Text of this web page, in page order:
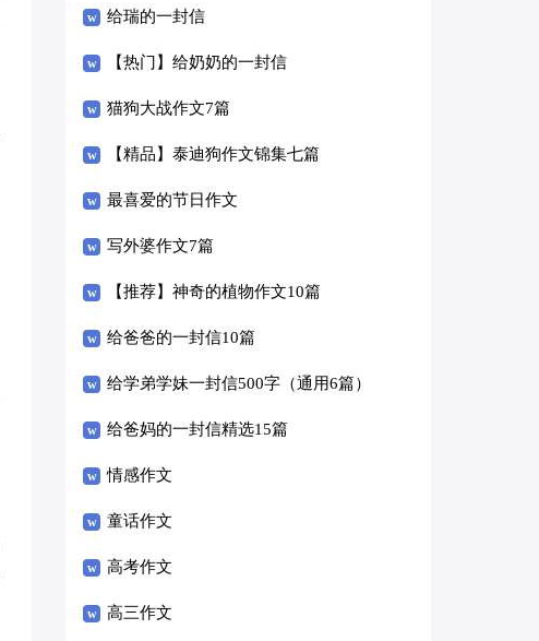
给瑞的一封信
【热门】给奶奶的一封信
猫狗大战作文7篇
【精品】泰迪狗作文锦集七篇
最喜爱的节日作文
写外婆作文7篇
【推荐】神奇的植物作文10篇
给爸爸的一封信10篇
给学弟学妹一封信500字（通用6篇）
给爸妈的一封信精选15篇
情感作文
童话作文
高考作文
高三作文